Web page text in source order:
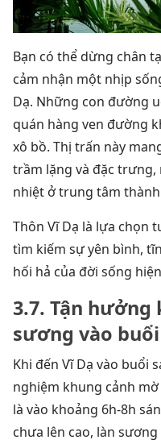
Bạn có thể dừng chân
cảm nhận một nhịp
Dạ. Những con đường
quán hàng ven đường
xô bồ. Thị trấn này
trầm lặng và đặc
nhiệt ở trung tâm
Thôn Vĩ Dạ là lựa chọn
tìm kiếm sự yên bình,
hối hả của đời sống
3.7. Tận
sương vào
Khi đến Vĩ Dạ vào buổi
nghiệm khung cảnh
là vào khoảng 6h-8h
chưa lên cao, làn